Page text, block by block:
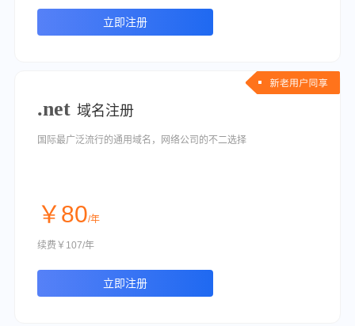
立即注册
.net 域名注册
国际最广泛流行的通用域名，网络公司的不二选择
￥80/年
续费￥107/年
立即注册